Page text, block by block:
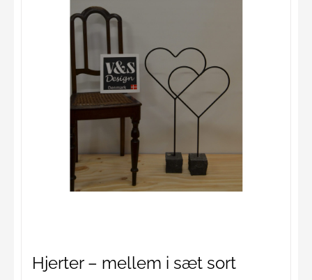
Hjerter – mellem i sæt sort